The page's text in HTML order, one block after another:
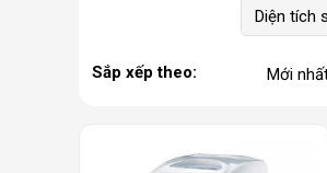
Diện tích
Sắp xếp theo: Mới